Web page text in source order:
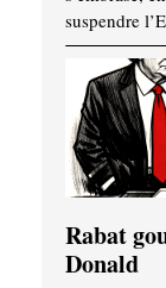
suspendre
Rabat
Donald